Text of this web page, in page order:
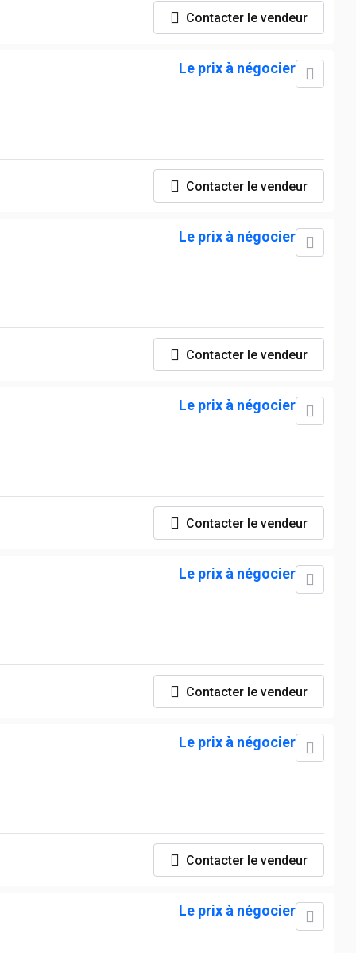
Contacter le vendeur
Le prix à négocier
Contacter le vendeur
Le prix à négocier
Contacter le vendeur
Le prix à négocier
Contacter le vendeur
Le prix à négocier
Contacter le vendeur
Le prix à négocier
Contacter le vendeur
Le prix à négocier